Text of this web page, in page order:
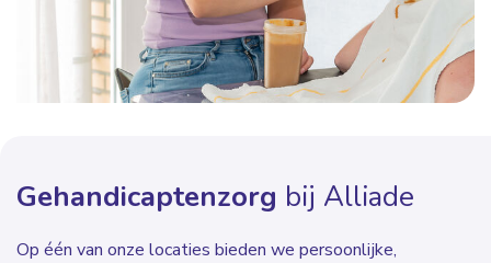
Gehandicaptenzorg bij Alliade
Op één van onze locaties bieden we persoonlijke,